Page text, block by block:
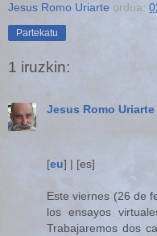
Jesus Romo Uriarte ordua:
Partekatu
1 iruzkin:
Jesus Romo Uriarte
[eu] | [es]
Este viernes (26 de
los ensayos
Trabajaremos dos